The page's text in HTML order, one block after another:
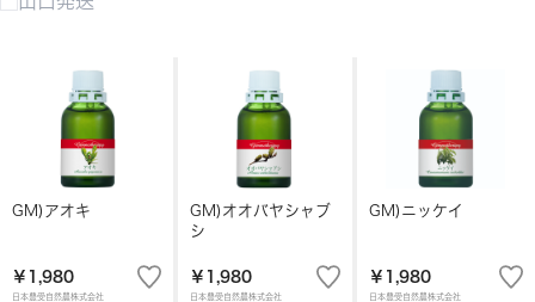
GM)アオキ
￥1,980
日本豊受自然農株式会社
GM)オオバヤシャブ
シ
￥1,980
日本豊受自然農株式会社
GM)ニッケイ
￥1,980
日本豊受自然農株式会社